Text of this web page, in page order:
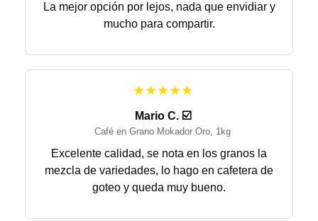
La mejor opción por lejos, nada que envidiar y
mucho para compartir.
★★★★★
Mario C. ☑️
Café en Grano Mokador Oro, 1kg
Excelente calidad, se nota en los granos la
mezcla de variedades, lo hago en cafetera de
goteo y queda muy bueno.